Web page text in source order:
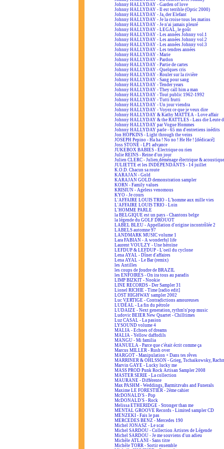
Johnny HALLYDAY - Garden of love
Johnny HALLYDAY - Il est terrible (Optic 2000)
Johnny HALLYDAY - Ja, der Elefant
Johnny HALLYDAY - Je la croise tous les matins
Johnny HALLYDAY - Je n'ai jamais pleuré
Johnny HALLYDAY - LEGAL, le goût
Johnny HALLYDAY - Les années Johnny vol.1
Johnny HALLYDAY - Les années Johnny vol.2
Johnny HALLYDAY - Les années Johnny vol.3
Johnny HALLYDAY - Les tendres années
Johnny HALLYDAY - Marie
Johnny HALLYDAY - Pardon
Johnny HALLYDAY - Partie de cartes
Johnny HALLYDAY - Quelques cris
Johnny HALLYDAY - Rouler sur la rivière
Johnny HALLYDAY - Sang pour sang
Johnny HALLYDAY - Tender years
Johnny HALLYDAY - They call him a man
Johnny HALLYDAY - Tout public 1962-1992
Johnny HALLYDAY - Tutti frutti
Johnny HALLYDAY - Un jour viendra
Johnny HALLYDAY - Voyez ce que je veux dire
Johnny HALLYDAY & Kathy MATTEA - Love affair
Johnny HALLYDAY & the RATTLES - Lass die Leute
Johnny HALLYDAY par Vogue Hommes
Johnny HALLYDAY parle - 65 mn d'entretiens inédits
Jon HOPKINS - Light through the veins
JOSEPH Pepino - Ha ha ! No no ! He He ! [dédicacé]
Joss STONE - LP1 advance
JUKEBOX BABIES - Électrique ou rien
Julie REINS - Reine d'un jour
Julien CLERC - Julien déménage électrique & acoustique
JULIETTE et les INDÉPENDANTS - 14 juillet
K.O.D. Chacun sa route
KARAJAN - Gold
KARAJAN GOLD demonstration sampler
KORN - Family values
KRISIUN - Ageless venomous
KYO - Je cours
L'AFFAIRE LOUIS TRIO - L'homme aux mille vies
L'AFFAIRE LOUIS TRIO - Loin
L'HOMME PARLE
la BELGIQUE est un pays - Chantons belge
la légende du GOLF DROUOT
LABEL BLEU - Appellation d'origine incontrôlée 2
LABELS automne 97
LANDMARK MUSIC volume 1
Lara FABIAN - A wonderful life
Laurent VOULZY - Une héroïne
LEFDUP & LEFDUP - L'oeil du cyclone
Lena AYAL - Dîner d'affaires
Lena AYAL - Le Bar (remix)
les Antilles
les coups de foudre de BRAZIL
les ENFOIRÉS - On ira tous au paradis
LIMP BIZKIT - Nookie
LINE RECORDS - Der Sampler 31
Lionel RICHIE - Time [radio edit]
LOST HIGHWAY sampler 2002
Luc VERTIGE - Contradictions amoureuses
LUDÉAL - La fin du pétrole
LUDAIZE - Next generation, rythm'n'pop music
Ludovic BEIER New Quartet - Chilltimes
Luz CASAL - La pasion
LYSOUND volume 4
MALIA - Echoes of dreams
MALIA - Yellow daffodils
MANGU - Mi familia
MANUELA - Parce que c'était écrit comme ça
Marcus MILLER - Rush over
MARGOT - Manipulation + Dans tes rêves
MARRINER & OHLSSON - Grieg, Tschaikowsky,
Marvin GAYE - Lucky lucky me
MASS PROD Punk Rock Artisan Sampler 2008
MASTER SERIE - La collection
MAURANE - Différente
Max PASHM - Weddings, Barmitzvahs and Funerals
Maxime LE FORESTIER - 2ème cahier
McDONALD'S - Pop
McDONALD'S - Rock
Melissa ETHERIDGE - Stronger than me
MENTAL GROOVE Records - Limited sampler CD
MENZEKI - Fais le pas
MERCEDES BENZ - Mercedes 190
Michel JONASZ - Le scat
Michel SARDOU - Collection Artistes de Légende
Michel SARDOU - Je me souviens d'un adieu
Michèle ATLANI - Sans titre
Michèle TORR - Sortir ensemble